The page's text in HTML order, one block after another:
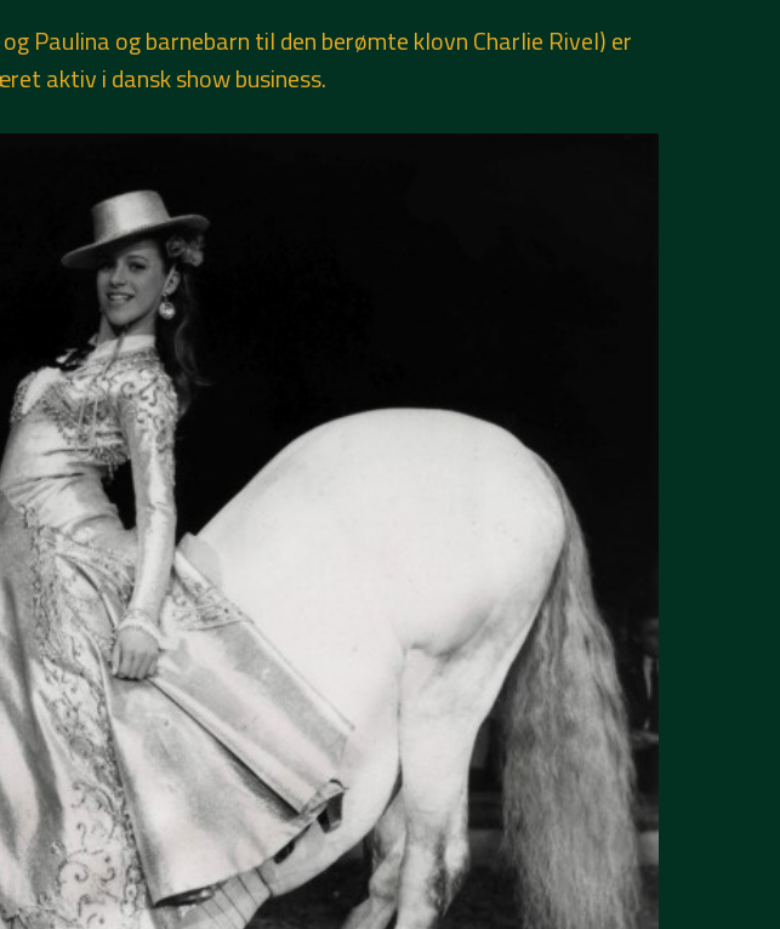
Paulina og barnebarn til den berømte klovn Charlie Rivel) er
aktiv i dansk show business.